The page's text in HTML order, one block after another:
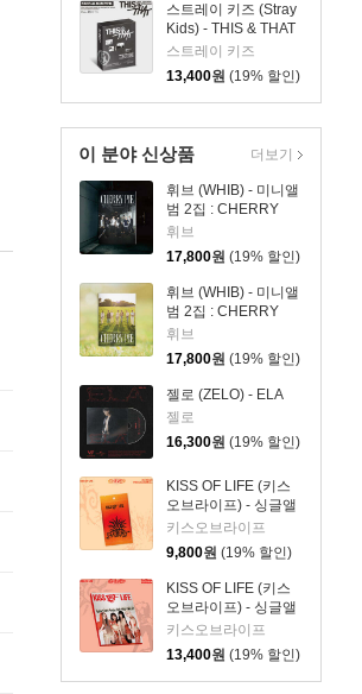
스트레이 키즈 (Stray
Kids) - THIS & THAT
[FANS ALBUM VER.]
스트레이 키즈
13,400원 (19% 할인)
이 분야 신상품
휘브 (WHIB) - 미니앨
범 2집 : CHERRY
PIE [MIDNIGHT ver.]
휘브
17,800원 (19% 할인)
휘브 (WHIB) - 미니앨
범 2집 : CHERRY
PIE [DAYLIGHT ver.]
휘브
17,800원 (19% 할인)
젤로 (ZELO) - ELA
젤로
16,300원 (19% 할인)
KISS OF LIFE (키스
오브라이프) - 싱글앨
범 3집 : SWEAT
[POCAALBUM Ver.]
키스오브라이프
9,800원 (19% 할인)
KISS OF LIFE (키스
오브라이프) - 싱글앨
범 3집 : SWEAT
[BURN Ver.]
키스오브라이프
13,400원 (19% 할인)
더보기